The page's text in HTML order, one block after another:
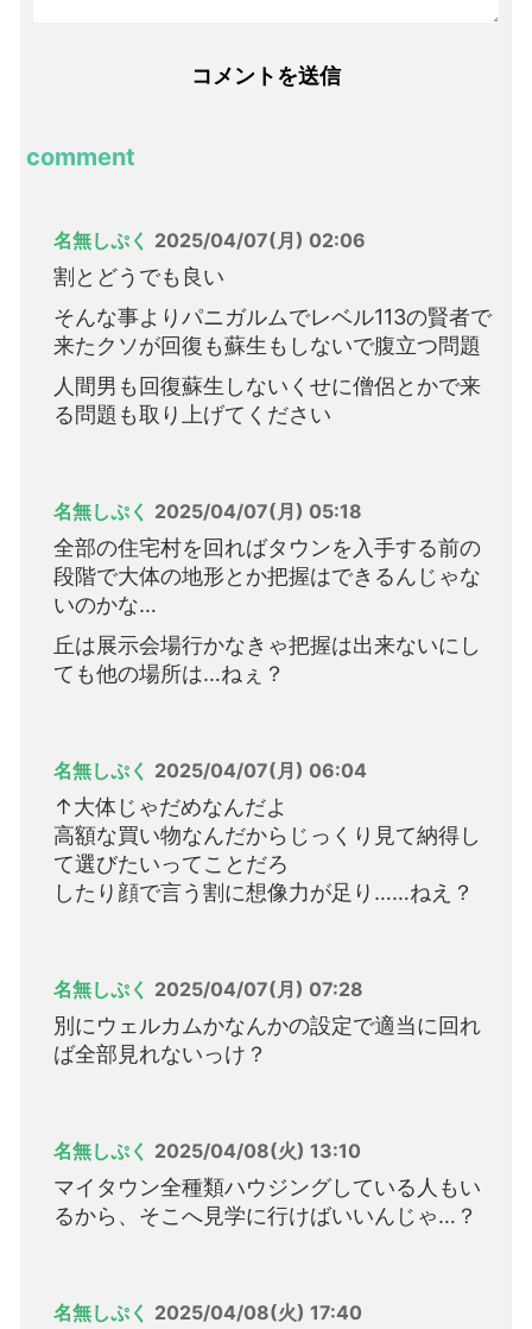
comment
名無しぷく 2025/04/07(月) 02:06
割とどうでも良い
そんな事よりパニガルムでレベル113の賢者で
来たクソが回復も蘇生もしないで腹立つ問題
人間男も回復蘇生しないくせに僧侶とかで来
る問題も取り上げてください
名無しぷく 2025/04/07(月) 05:18
全部の住宅村を回ればタウンを入手する前の
段階で大体の地形とか把握はできるんじゃな
いのかな…
丘は展示会場行かなきゃ把握は出来ないにし
ても他の場所は…ねぇ？
名無しぷく 2025/04/07(月) 06:04
↑大体じゃだめなんだよ
高額な買い物なんだからじっくり見て納得し
て選びたいってことだろ
したり顔で言う割に想像力が足り……ねえ？
名無しぷく 2025/04/07(月) 07:28
別にウェルカムかなんかの設定で適当に回れ
ば全部見れないっけ？
名無しぷく 2025/04/08(火) 13:10
マイタウン全種類ハウジングしている人もい
るから、そこへ見学に行けばいいんじゃ…？
名無しぷく 2025/04/08(火) 17:40